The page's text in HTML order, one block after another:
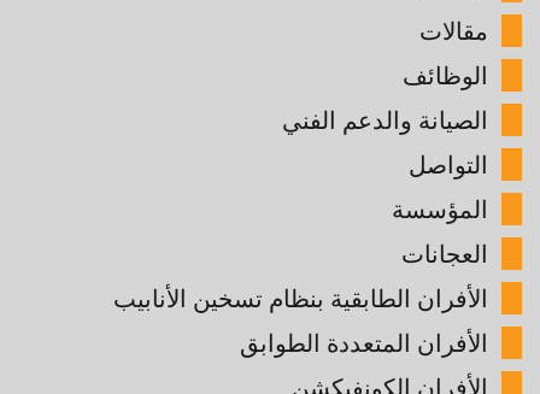
مقالات
الوظائف
الصيانة والدعم الفني
التواصل
المؤسسة
العجانات
الأفران الطابقية بنظام تسخين الأنابيب
الأفران المتعددة الطوابق